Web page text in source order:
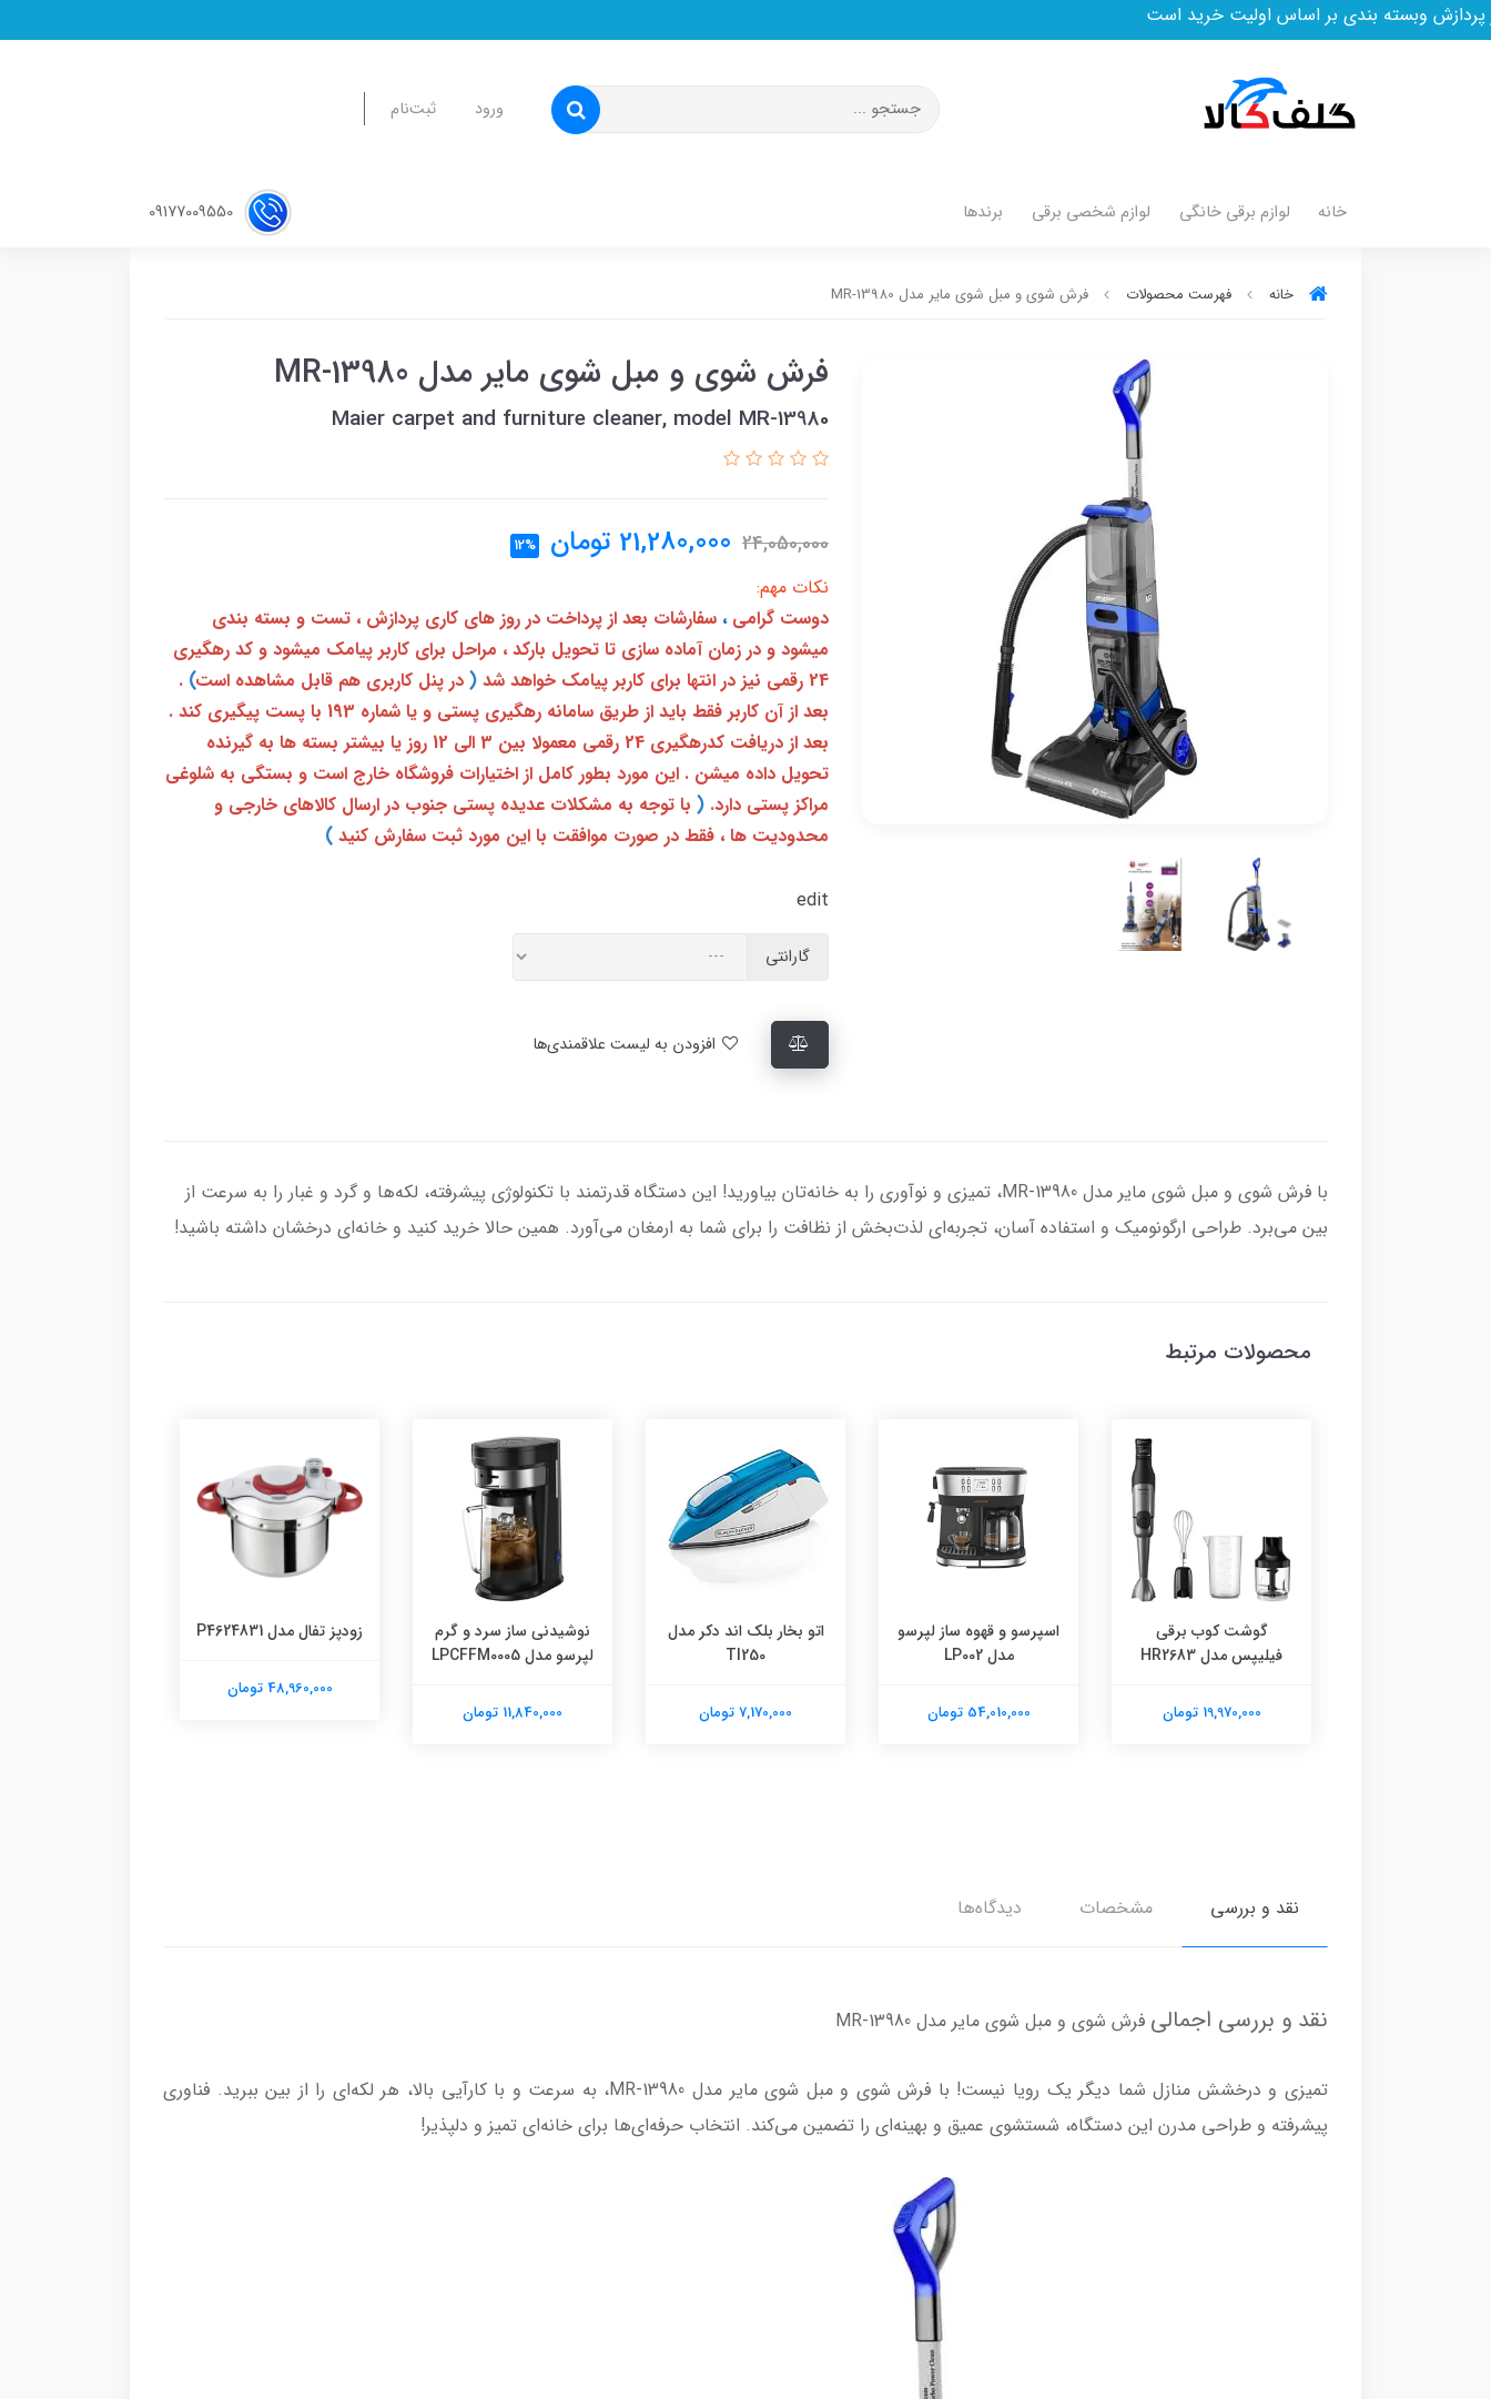
بندی بر اساس اولیت خرید است
ورود ثبت‌نام
خانه لوازم برقی خانگی لوازم شخصی برقی برندها
خانه فهرست محصولات فرش شوی و مبل شوی مایر مدل MR-13980
فرش شوی و مبل شوی مایر مدل MR-13980
Maier carpet and furniture cleaner, model MR-13980
24,050,000
21,280,000 تومان 12%
نکات مهم:
دوست گرامی ، سفارشات بعد از پرداخت در روز های کاری پردازش ، تست و بسته بندی
میشود و در زمان آماده سازی تا تحویل بارکد ، مراحل برای کاربر پیامک میشود و کد رهگیری
24 رقمی نیز در انتها برای کاربر پیامک خواهد شد
( در پنل کاربری هم قابل مشاهده است)
.
بعد از آن کاربر فقط باید از طریق سامانه رهگیری پستی و یا شماره 193 با پست پیگیری کند .
بعد از دریافت کدرهگیری 24 رقمی معمولا بین 3 الی 12 روز یا بیشتر بسته ها به گیرنده
تحویل داده میشن . این مورد بطور کامل از اختیارات فروشگاه خارج است و بستگی به شلوغی
مراکز پستی دارد. ( با توجه به مشکلات عدیده پستی جنوب در ارسال کالاهای خارجی و
محدودیت ها ، فقط در صورت موافقت با این مورد ثبت سفارش کنید )
edit
گارانتی
با فرش شوی و مبل شوی مایر مدل MR-13980، تمیزی و نوآوری را به خانه‌تان بیاورید! این دستگاه قدرتمند با تکنولوژی پیشرفته، لکه‌ها و گرد و غبار را به سرعت از
بین می‌برد. طراحی ارگونومیک و استفاده آسان، تجربه‌ای لذت‌بخش از نظافت را برای شما به ارمغان می‌آورد. همین حالا خرید کنید و خانه‌ای درخشان داشته باشید!
محصولات مرتبط
گوشت کوب برقی
فیلیپس مدل HR2683
19,970,000 تومان
اسپرسو و قهوه ساز لپرسو
مدل LP002
54,010,000 تومان
اتو بخار بلک اند دکر مدل
TI250
7,170,000 تومان
نوشیدنی ساز سرد و گرم
لپرسو مدل LPCFFM0005
11,840,000 تومان
زودپز تفال مدل P4624831
48,960,000 تومان
نقد و بررسی مشخصات دیدگاه‌ها
نقد و بررسی اجمالی فرش شوی و مبل شوی مایر مدل MR-13980
تمیزی و درخشش منازل شما دیگر یک رویا نیست! با فرش شوی و مبل شوی مایر مدل MR-13980، به سرعت و با کارآیی بالا، هر لکه‌ای را از بین ببرید. فناوری
پیشرفته و طراحی مدرن این دستگاه، شستشوی عمیق و بهینه‌ای را تضمین می‌کند. انتخاب حرفه‌ای‌ها برای خانه‌ای تمیز و دلپذیر!